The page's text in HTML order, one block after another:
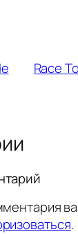
Race
.